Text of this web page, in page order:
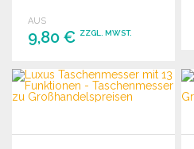
Etui.
AUS
9,80 € ZZGL. MWST.
BESTELLEN
Angebot anfordern